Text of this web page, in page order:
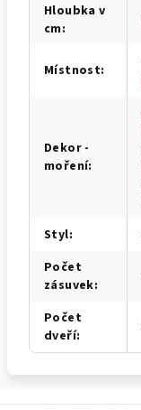
Hloubka v
cm:
Místnost:
Dekor -
moření:
Styl:
Počet
zásuvek:
Počet
dveří: